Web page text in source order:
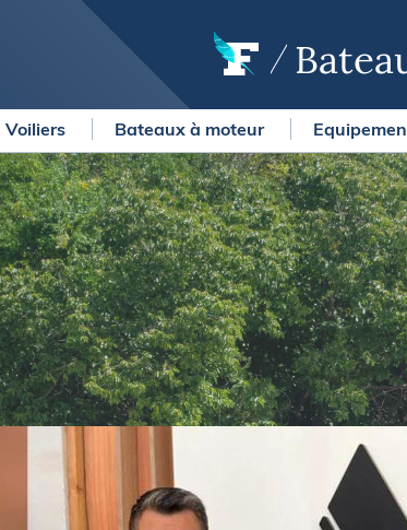
COURSES
Courses au large
Régates
La Solitaire du Figaro Paprec
Transat Paprec
Vendée Globe
Arkea Ultim Challenge
Route du Rhum - Destination
Guadeloupe
Transat Café l'Or
America's Cup
LOISIRS
MÉTÉO
Shopping
Culture
Blogs
Nos
La
METEO
Briefings
Voiliers Bateaux à moteur